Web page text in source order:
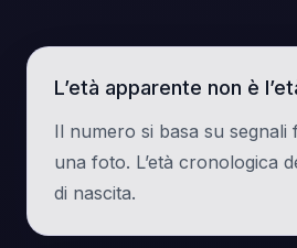
L’età apparente non è
Il numero si basa su segnali
una foto. L’età cronologica
di nascita.